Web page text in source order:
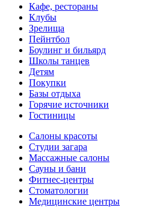
Кафе, рестораны
Клубы
Зрелища
Пейнтбол
Боулинг и бильярд
Школы танцев
Детям
Покупки
Базы отдыха
Горячие источники
Гостиницы
Салоны красоты
Студии загара
Массажные салоны
Сауны и бани
Фитнес-центры
Стоматологии
Медицинские центры